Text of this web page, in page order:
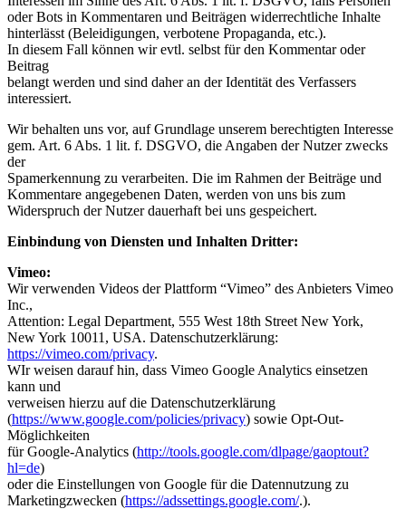
oder Bots in Kommentaren und Beiträgen widerrechtliche Inhalte
hinterlässt (Beleidigungen, verbotene Propaganda, etc.).
In diesem Fall können wir evtl. selbst für den Kommentar oder
Beitrag
belangt werden und sind daher an der Identität des Verfassers
interessiert.
Wir behalten uns vor, auf Grundlage unserem berechtigten Interesse
gem. Art. 6 Abs. 1 lit. f. DSGVO, die Angaben der Nutzer zwecks
der
Spamerkennung zu verarbeiten. Die im Rahmen der Beiträge und
Kommentare angegebenen Daten, werden von uns bis zum
Widerspruch der Nutzer dauerhaft bei uns gespeichert.
Einbindung von Diensten und Inhalten Dritter:
Vimeo:
Wir verwenden Videos der Plattform “Vimeo” des Anbieters Vimeo
Inc.,
Attention: Legal Department, 555 West 18th Street New York,
New York 10011, USA. Datenschutzerklärung:
https://vimeo.com/privacy.
WIr weisen darauf hin, dass Vimeo Google Analytics einsetzen
kann und
verweisen hierzu auf die Datenschutzerklärung
(https://www.google.com/policies/privacy) sowie Opt-Out-
Möglichkeiten
für Google-Analytics (http://tools.google.com/dlpage/gaoptout?
hl=de)
oder die Einstellungen von Google für die Datennutzung zu
Marketingzwecken (https://adssettings.google.com/.).